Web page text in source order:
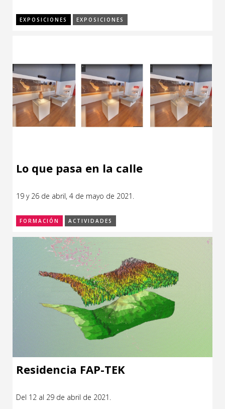
EXPOSICIONES EXPOSICIONES
Lo que pasa en la calle
19 y 26 de abril, 4 de mayo de 2021.
FORMACIÓN ACTIVIDADES
Residencia FAP-TEK
Del 12 al 29 de abril de 2021.